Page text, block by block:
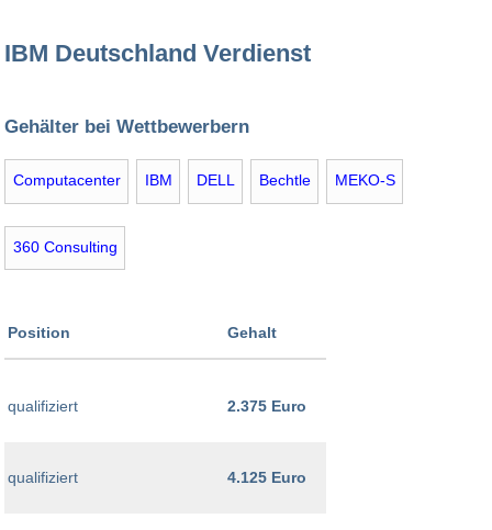
IBM Deutschland Verdienst
Gehälter bei Wettbewerbern
Computacenter IBM DELL Bechtle MEKO-S
360 Consulting
Position Gehalt
qualifiziert 2.375 Euro
qualifiziert 4.125 Euro